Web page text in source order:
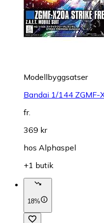
Modellbyggsatser
Bandai 1/144 ZGMF-
fr.
369 kr
hos Alphaspel
+1 butik
18%